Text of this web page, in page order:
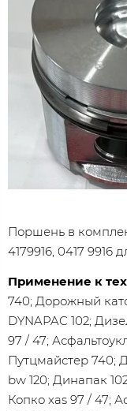
Поршень в
4179916, 0417 9916
Применение к
740; Дорожный
DYNAPAC 102;
97 / 47;
Путцмайстер 740;
bw 120; Динапак
Копко xas 97 / 47;